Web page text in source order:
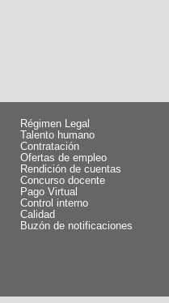
Régimen Legal
Talento humano
Contratación
Ofertas de empleo
Rendición de cuentas
Concurso docente
Pago Virtual
Control interno
Calidad
Buzón de notificaciones